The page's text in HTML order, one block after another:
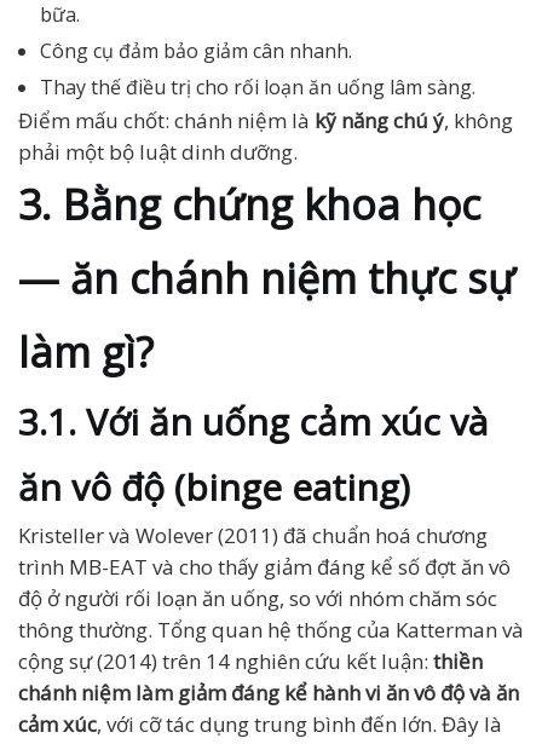
bữa.
Công cụ đảm bảo giảm cân nhanh.
Thay thế điều trị cho rối loạn ăn uống lâm sàng.
Điểm mấu chốt: chánh niệm là kỹ năng chú ý, không
phải một bộ luật dinh dưỡng.
3. Bằng chứng khoa học
— ăn chánh niệm thực sự
làm gì?
3.1. Với ăn uống cảm xúc và
ăn vô độ (binge eating)
Kristeller và Wolever (2011) đã chuẩn hoá chương
trình MB-EAT và cho thấy giảm đáng kể số đợt ăn vô
độ ở người rối loạn ăn uống, so với nhóm chăm sóc
thông thường. Tổng quan hệ thống của Katterman và
cộng sự (2014) trên 14 nghiên cứu kết luận: thiền
chánh niệm làm giảm đáng kể hành vi ăn vô độ và ăn
cảm xúc, với cỡ tác dụng trung bình đến lớn. Đây là